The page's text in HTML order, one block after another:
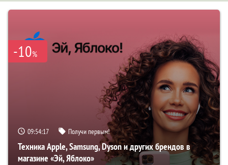
-10%
09:54:16 Получи первым!
Техника Apple, Samsung, Dyson и других брендов в
магазине «Эй, Яблоко»